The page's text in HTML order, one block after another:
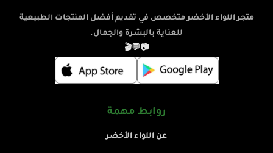
متجر اللواء الأخضر متخصص في تقديم أفضل المنتجات الطبيعية
للعناية بالبشرة والجمال.
📷
💬
🎬
روابط مهمة
عن اللواء الأخضر